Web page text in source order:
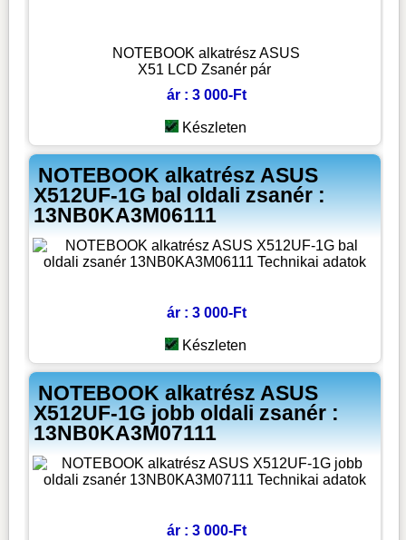
NOTEBOOK alkatrész ASUS
X51 LCD Zsanér pár
ár : 3 000-Ft
Készleten
NOTEBOOK alkatrész ASUS
X512UF-1G bal oldali zsanér :
13NB0KA3M06111
ár : 3 000-Ft
Készleten
NOTEBOOK alkatrész ASUS
X512UF-1G jobb oldali zsanér :
13NB0KA3M07111
ár : 3 000-Ft